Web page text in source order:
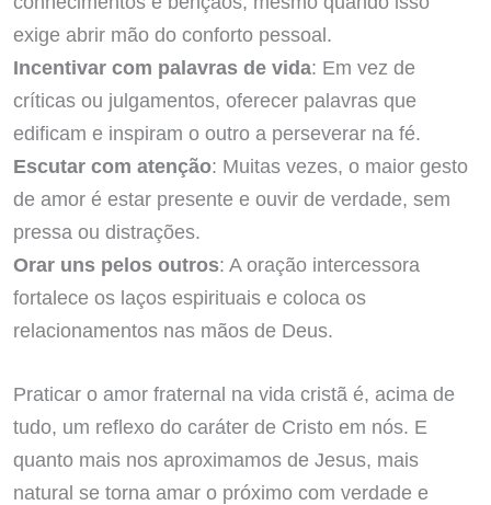
exige abrir mão do conforto pessoal.
Incentivar com palavras de vida: Em vez de
críticas ou julgamentos, oferecer palavras que
edificam e inspiram o outro a perseverar na fé.
Escutar com atenção: Muitas vezes, o maior gesto
de amor é estar presente e ouvir de verdade, sem
pressa ou distrações.
Orar uns pelos outros: A oração intercessora
fortalece os laços espirituais e coloca os
relacionamentos nas mãos de Deus.
Praticar o amor fraternal na vida cristã é, acima de
tudo, um reflexo do caráter de Cristo em nós. E
quanto mais nos aproximamos de Jesus, mais
natural se torna amar o próximo com verdade e